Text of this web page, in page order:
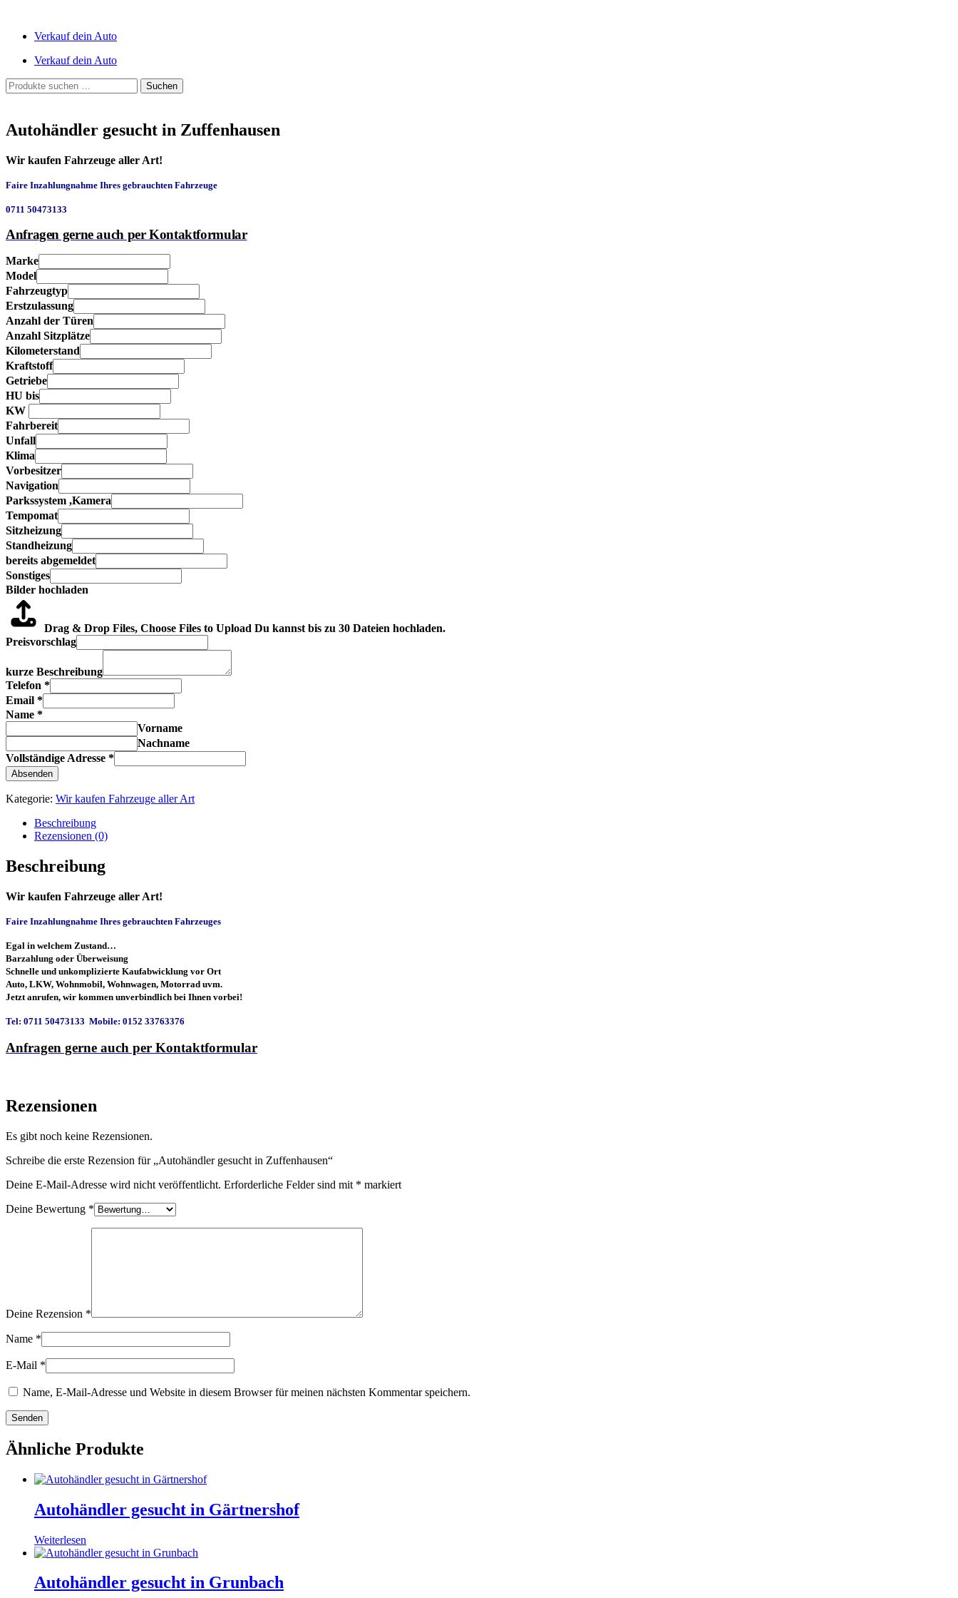
Verkauf dein Auto
Verkauf dein Auto
Suchen
nach:
Suchen
Autohändler gesucht in Zuffenhausen
Wir kaufen Fahrzeuge aller Art!
Faire Inzahlungnahme Ihres gebrauchten Fahrzeuge
0711 50473133
Anfragen gerne auch per Kontaktformular
Marke
Model
Fahrzeugtyp
Erstzulassung
Anzahl der Türen
Anzahl Sitzplätze
Kilometerstand
Kraftstoff
Getriebe
HU bis
KW
Fahrbereit
Unfall
Klima
Vorbesitzer
Navigation
Parkssystem ,Kamera
Tempomat
Sitzheizung
Standheizung
bereits abgemeldet
Sonstiges
Bilder hochladen
Drag & Drop Files, Choose Files to Upload Du kannst bis zu 30 Dateien hochladen.
Preisvorschlag
kurze Beschreibung
Telefon *
Email *
Name *
Vorname
Nachname
Vollständige Adresse *
Absenden
Kategorie: Wir kaufen Fahrzeuge aller Art
Beschreibung
Rezensionen (0)
Beschreibung
Wir kaufen Fahrzeuge aller Art!
Faire Inzahlungnahme Ihres gebrauchten Fahrzeuges
Egal in welchem Zustand…
Barzahlung oder Überweisung
Schnelle und unkomplizierte Kaufabwicklung vor Ort
Auto, LKW, Wohnmobil, Wohnwagen, Motorrad uvm.
Jetzt anrufen, wir kommen unverbindlich bei Ihnen vorbei!
Tel: 0711 50473133 Mobile: 0152 33763376
Anfragen gerne auch per Kontaktformular
Rezensionen
Es gibt noch keine Rezensionen.
Schreibe die erste Rezension für „Autohändler gesucht in Zuffenhausen“
Deine E-Mail-Adresse wird nicht veröffentlicht. Erforderliche Felder sind mit * markiert
Deine Bewertung *
Deine Rezension *
Name *
E-Mail *
Name, E-Mail-Adresse und Website in diesem Browser für meinen nächsten Kommentar speichern.
Ähnliche Produkte
Autohändler gesucht in Gärtnershof
Weiterlesen
Autohändler gesucht in Grunbach